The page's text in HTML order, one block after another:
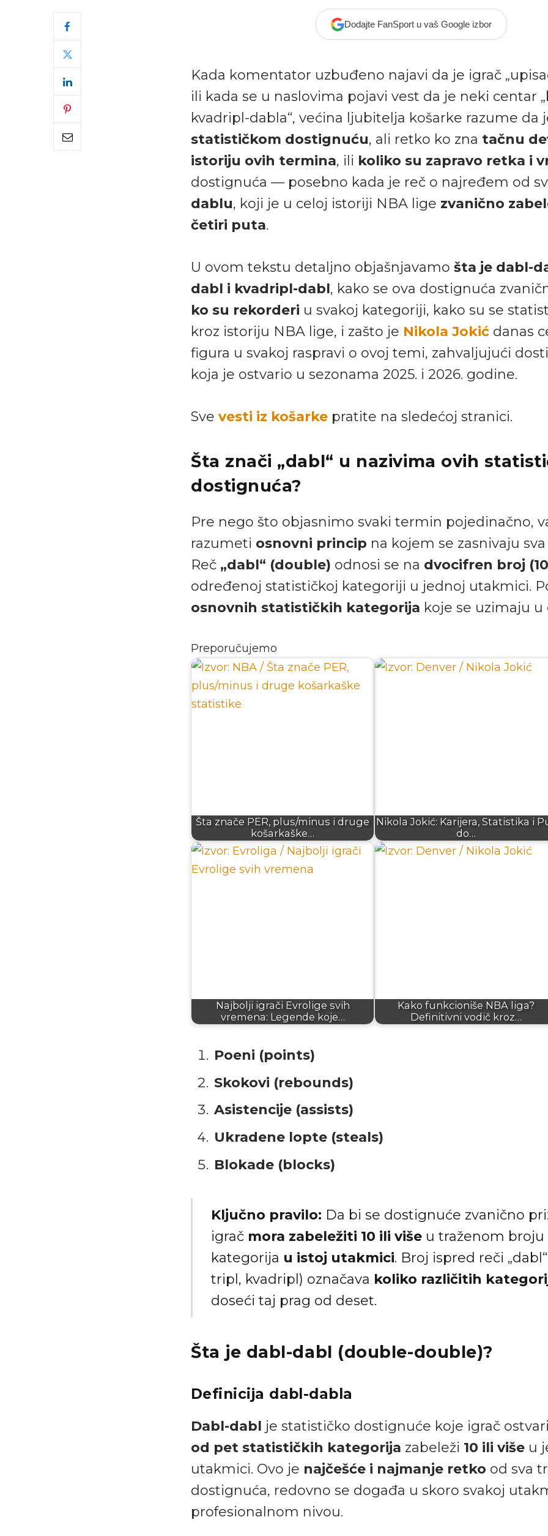
Dodajte FanSport u vaš Google izbor
Kada komentator uzbuđeno najavi da je igrač
ili kada se u naslovima pojavi vest da je neki centar
kvadripl-dabla“, većina ljubitelja košarke razume da
statističkom dostignuću, ali retko ko zna tačnu
istoriju ovih termina, ili koliko su zapravo retka i
dostignuća — posebno kada je reč o najređem od
dablu, koji je u celoj istoriji NBA lige zvanično
četiri puta.
U ovom tekstu detaljno objašnjavamo šta je dabl-
dabl i kvadripl-dabl, kako se ova dostignuća
ko su rekorderi u svakoj kategoriji, kako su se
kroz istoriju NBA lige, i zašto je Nikola Jokić danas
figura u svakoj raspravi o ovoj temi, zahvaljujući
koja je ostvario u sezonama 2025. i 2026. godine.
Sve vesti iz košarke pratite na sledećoj stranici.
Šta znači „dabl“ u nazivima ovih
dostignuća?
Pre nego što objasnimo svaki termin pojedinačno,
razumeti osnovni princip na kojem se zasnivaju
Reč „dabl“ (double) odnosi se na dvocifren broj
određenoj statističkoj kategoriji u jednoj utakmici.
osnovnih statističkih kategorija koje se uzimaju u
Preporučujemo
Šta znače PER, plus/minus i druge
košarkaške…
Nikola Jokić: Karijera, Statistika i
do…
Najbolji igrači Evrolige svih
vremena: Legende koje…
Kako funkcioniše NBA liga?
Definitivni vodič kroz…
Poeni (points)
Skokovi (rebounds)
Asistencije (assists)
Ukradene lopte (steals)
Blokade (blocks)
Ključno pravilo: Da bi se dostignuće zvanično
igrač mora zabeležiti 10 ili više u traženom
kategorija u istoj utakmici. Broj ispred reči
tripl, kvadripl) označava koliko različitih
doseći taj prag od deset.
Šta je dabl-dabl (double-double)?
Definicija dabl-dabla
Dabl-dabl je statističko dostignuće koje igrač
od pet statističkih kategorija zabeleži 10 ili više u
utakmici. Ovo je najčešće i najmanje retko od sva
dostignuća, redovno se događa u skoro svakoj
profesionalnom nivou.